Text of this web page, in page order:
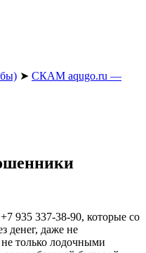
➤ СКАМ aqugo.ru —
935 337-38-90, которые со
денег, даже не
только лодочными